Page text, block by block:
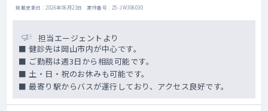
掲載更新日 : 2026年06月23日 案件番号 : 25-JW306030
担当エージェントより
■ 健診先は岡山市内が中心です。
■ ご勤務は週3日から相談可能です。
■ 土・日・祝のお休みも可能です。
■ 最寄り駅からバスが運行しており、アクセス良好です。